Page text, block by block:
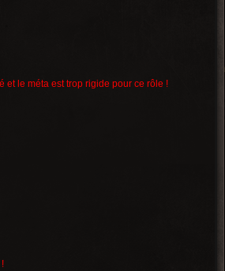
et le méta est trop rigide pour ce rôle !